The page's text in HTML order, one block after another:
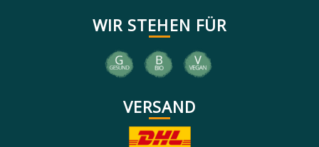
WIR STEHEN FÜR
VERSAND